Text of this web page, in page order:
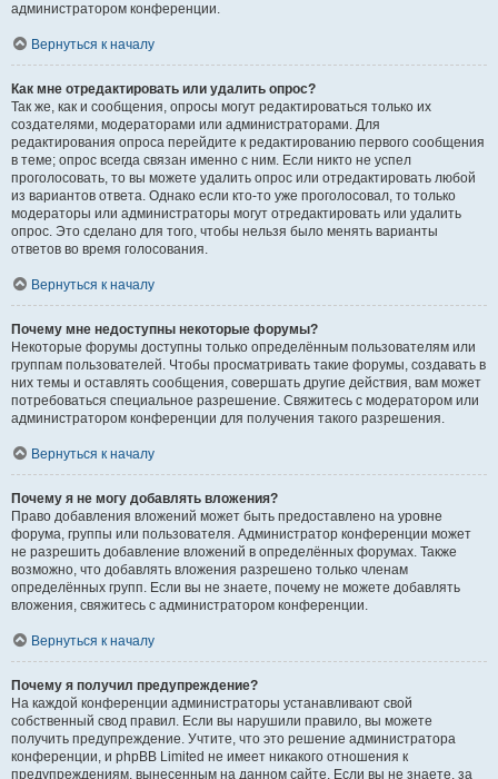
администратором конференции.
Вернуться к началу
Как мне отредактировать или удалить опрос?
Так же, как и сообщения, опросы могут редактироваться только их
создателями, модераторами или администраторами. Для
редактирования опроса перейдите к редактированию первого сообщения
в теме; опрос всегда связан именно с ним. Если никто не успел
проголосовать, то вы можете удалить опрос или отредактировать любой
из вариантов ответа. Однако если кто-то уже проголосовал, то только
модераторы или администраторы могут отредактировать или удалить
опрос. Это сделано для того, чтобы нельзя было менять варианты
ответов во время голосования.
Вернуться к началу
Почему мне недоступны некоторые форумы?
Некоторые форумы доступны только определённым пользователям или
группам пользователей. Чтобы просматривать такие форумы, создавать в
них темы и оставлять сообщения, совершать другие действия, вам может
потребоваться специальное разрешение. Свяжитесь с модератором или
администратором конференции для получения такого разрешения.
Вернуться к началу
Почему я не могу добавлять вложения?
Право добавления вложений может быть предоставлено на уровне
форума, группы или пользователя. Администратор конференции может
не разрешить добавление вложений в определённых форумах. Также
возможно, что добавлять вложения разрешено только членам
определённых групп. Если вы не знаете, почему не можете добавлять
вложения, свяжитесь с администратором конференции.
Вернуться к началу
Почему я получил предупреждение?
На каждой конференции администраторы устанавливают свой
собственный свод правил. Если вы нарушили правило, вы можете
получить предупреждение. Учтите, что это решение администратора
конференции, и phpBB Limited не имеет никакого отношения к
предупреждениям, вынесенным на данном сайте. Если вы не знаете, за